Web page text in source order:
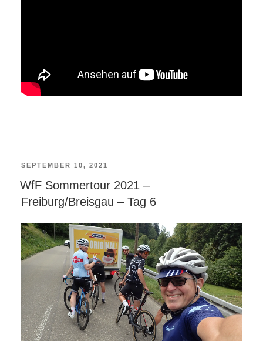
VERÖFFENTLICHT
AM
SEPTEMBER 10, 2021
WfF Sommertour 2021 –
Freiburg/Breisgau – Tag 6